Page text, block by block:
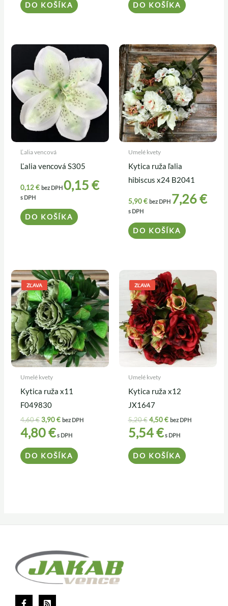
DO KOŠÍKA DO KOŠÍKA
Ľalia vencová
Ľalia vencová S305
0,12€ bez DPH0,15 €
s DPH
DO KOŠÍKA
Umelé kvety
Kytica ruža ľalia
hibiscus x24 B2041
5,90€ bez DPH 7,26€
s DPH
DO KOŠÍKA
ZĽAVA
Umelé kvety
Kytica ruža x11
F049830
4,60€
Pôvodná
cena
bola:
4,60 €.
3,90€
Aktuálna
cena
je:
3,90 €.
bez DPH
4,80€s DPH
DO KOŠÍKA
ZĽAVA
Umelé kvety
Kytica ruža x12
JX1647
5,20€
Pôvodná
cena
bola:
5,20 €.
4,50€
Aktuálna
cena
je:
4,50 €.
bez DPH
5,54€s DPH
DO KOŠÍKA